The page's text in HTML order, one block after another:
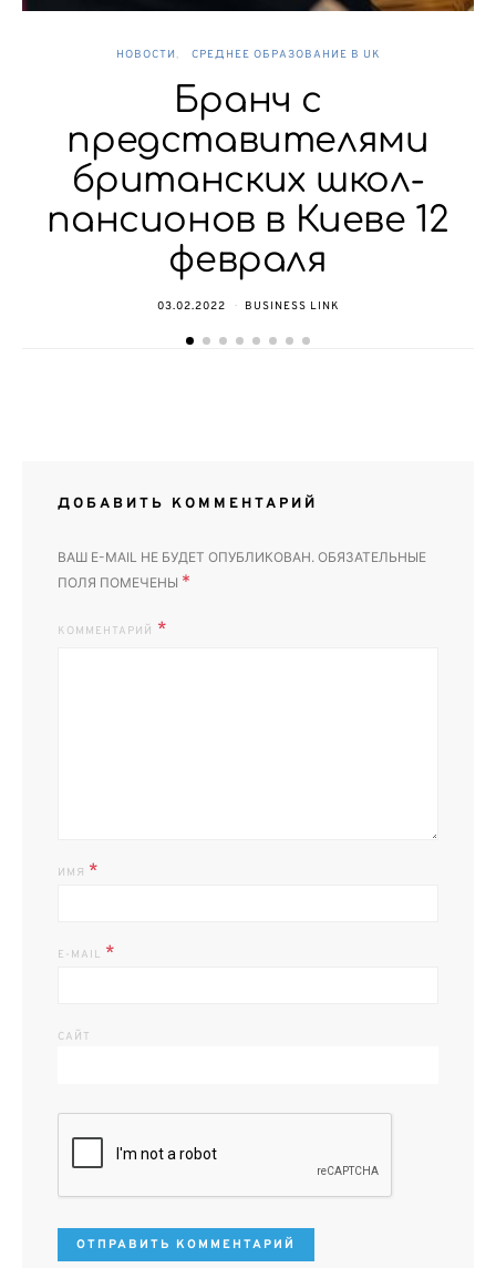
НОВОСТИ СРЕДНЕЕ ОБРАЗОВАНИЕ В UK
Бранч с
представителями
британских школ-
пансионов в Киеве 12
февраля
03.02.2022 BUSINESS LINK
ДОБАВИТЬ КОММЕНТАРИЙ
ВАШ E-MAIL НЕ БУДЕТ ОПУБЛИКОВАН. ОБЯЗАТЕЛЬНЫЕ
ПОЛЯ ПОМЕЧЕНЫ *
КОММЕНТАРИЙ
ИМЯ *
E-MAIL *
САЙТ